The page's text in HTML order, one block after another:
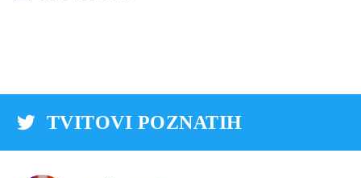
TVITOVI POZNATIH